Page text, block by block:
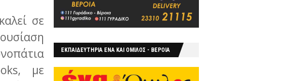
σε
με
ΕΚΠΑΙΔΕΥΤΗΡΙΑ ΕΝΑ ΚΑΙ ΟΜΙΛΟΣ - ΒΕΡΟΙΑ